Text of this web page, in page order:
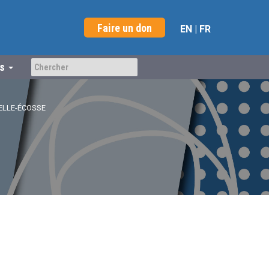
Faire un don EN | FR
ÉCOSSE